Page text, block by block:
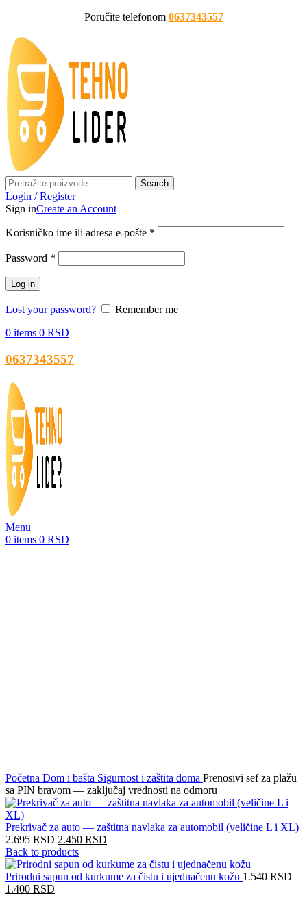
Poručite telefonom 0637343557
Search
Login / Register
Sign inCreate an Account
Korisničko ime ili adresa e-pošte *
Password *
Log in
Lost your password?
Remember me
0 items 0 RSD
0637343557
Menu
0 items 0 RSD
Početna Dom i bašta Sigurnost i zaštita doma Prenosivi sef za plažu
sa PIN bravom — zaključaj vrednosti na odmoru
Prekrivač za auto — zaštitna navlaka za automobil (veličine L i XL)
2.695RSD 2.450 RSD
Back to products
Prirodni sapun od kurkume za čistu i ujednačenu kožu 1.540RSD
1.400 RSD